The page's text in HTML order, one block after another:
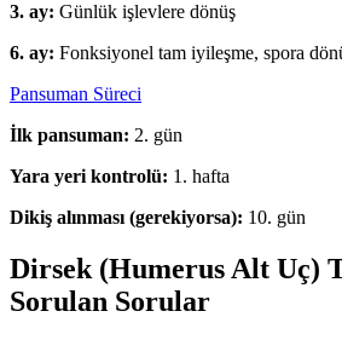
3. ay: Günlük işlevlere dönüş
6. ay: Fonksiyonel tam iyileşme, spora
Pansuman Süreci
İlk pansuman: 2. gün
Yara yeri kontrolü: 1. hafta
Dikiş alınması (gerekiyorsa): 10. gün
Dirsek (Humerus Alt Uç)
Sorulan Sorular